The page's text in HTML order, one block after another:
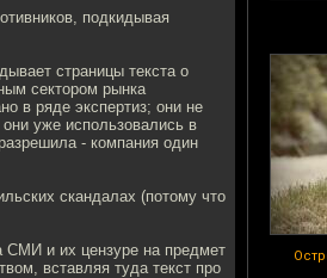
подкидывая
страницы текста о
сектором рынка
в ряде экспертиз; они не
уже использовались в
- компания один
скандалах (потому что
СМИ и их цензуре на предмет
вставляя туда текст про